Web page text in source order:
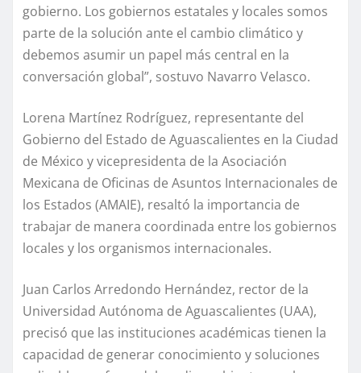
gobierno. Los gobiernos estatales y locales somos
parte de la solución ante el cambio climático y
debemos asumir un papel más central en la
conversación global”, sostuvo Navarro Velasco.
Lorena Martínez Rodríguez, representante del
Gobierno del Estado de Aguascalientes en la Ciudad
de México y vicepresidenta de la Asociación
Mexicana de Oficinas de Asuntos Internacionales de
los Estados (AMAIE), resaltó la importancia de
trabajar de manera coordinada entre los gobiernos
locales y los organismos internacionales.
Juan Carlos Arredondo Hernández, rector de la
Universidad Autónoma de Aguascalientes (UAA),
precisó que las instituciones académicas tienen la
capacidad de generar conocimiento y soluciones